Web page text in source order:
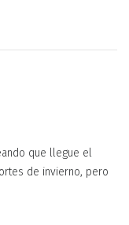
que llegue el
de invierno, pero